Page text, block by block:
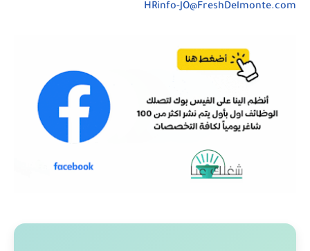
HRinfo-JO@FreshDelmonte.com